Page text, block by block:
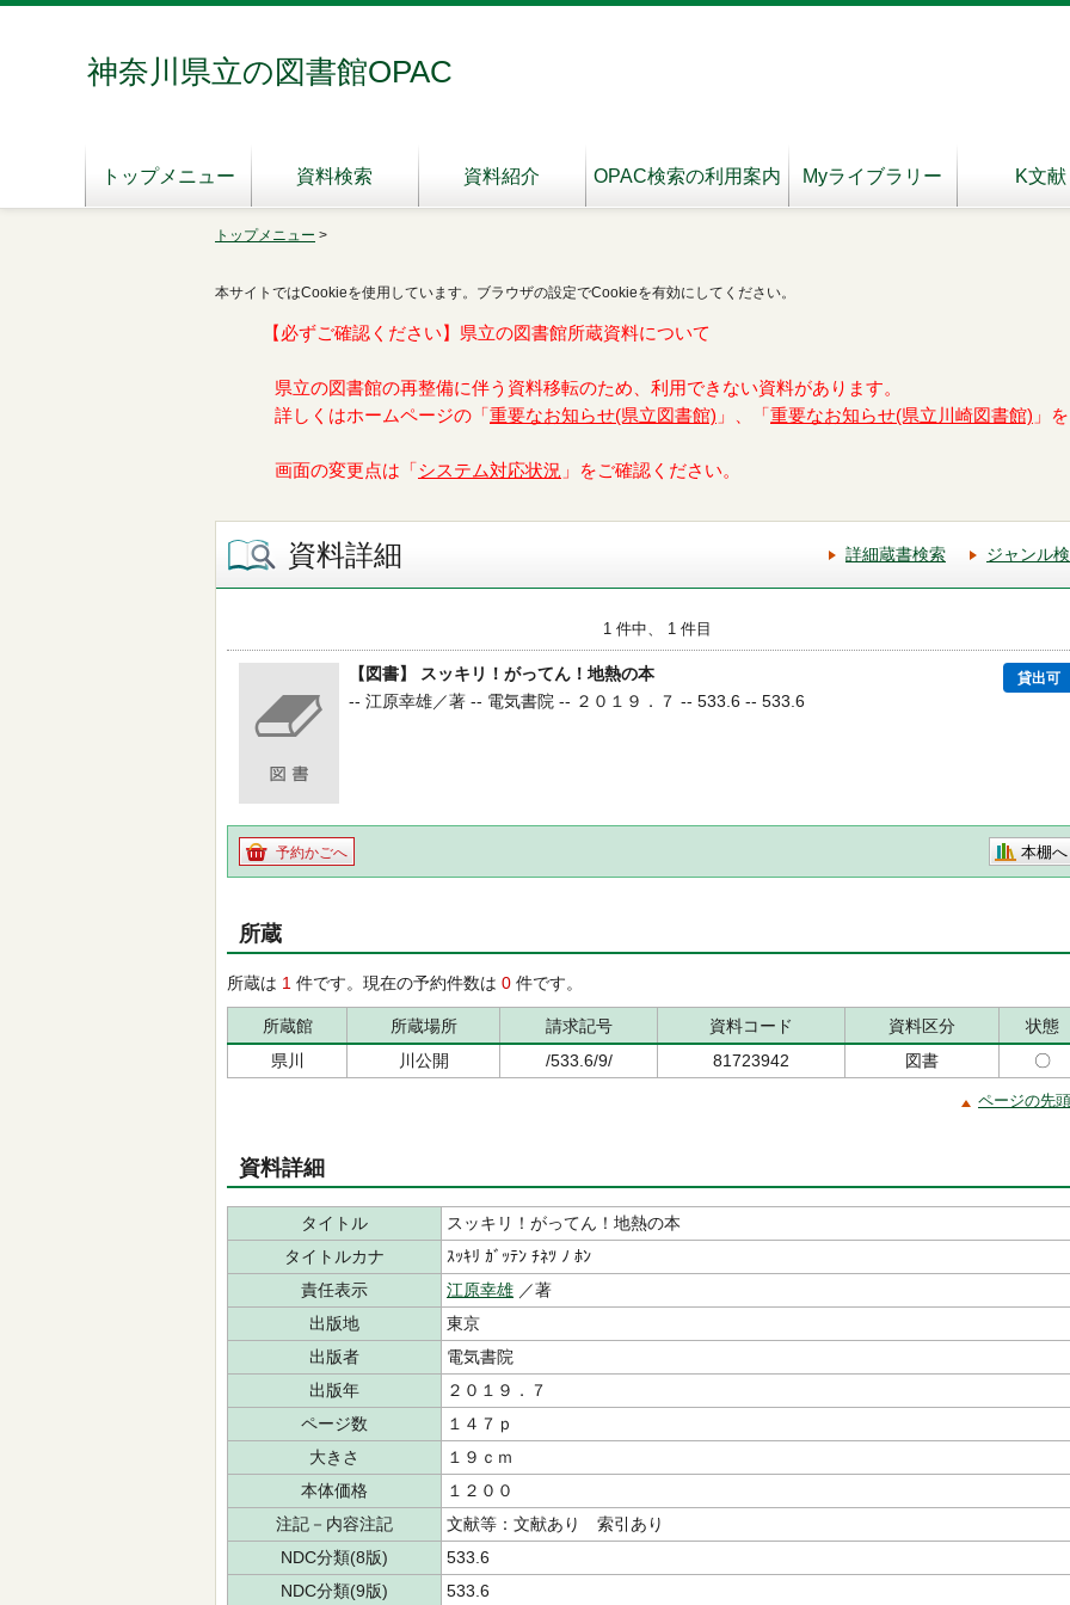
神奈川県立の図書館OPAC
トップメニュー 資料検索 資料紹介 OPAC検索の利用案内 Myライブラリー K文献
トップメニュー >
本サイトではCookieを使用しています。ブラウザの設定でCookieを有効にしてください。
【必ずご確認ください】県立の図書館所蔵資料について
県立の図書館の再整備に伴う資料移転のため、利用できない資料があります。
詳しくはホームページの「 重要なお知らせ(県立図書館) 」、「 重要なお知らせ(県立川崎図書館) 」
画面の変更点は「 システム対応状況 」をご確認ください。
資料詳細 詳細蔵書検索 ジャンル
1 件中、 1 件目
【図書】 スッキリ！がってん！地熱の本 貸出可
-- 江原幸雄／著 -- 電気書院 -- ２０１９．７ -- 533.6 -- 533.6
予約かごへ 本棚へ
所蔵
所蔵は 1 件です。現在の予約件数は 0 件です。
所蔵館 所蔵場所 請求記号 資料コード 資料区分
状態
県川
川公開 /533.6/9/ 81723942 図書 〇
ページの先
資料詳細
タイトル
スッキリ！がってん！地熱の本
タイトルカナ
ｽｯｷﾘ ｶﾞｯﾃﾝ ﾁﾈﾂ ﾉ ﾎﾝ
責任表示
江原幸雄 ／著
出版地
東京
出版者
電気書院
出版年
２０１９．７
ページ数
１４７ｐ
大きさ
１９ｃｍ
本体価格
１２００
注記－内容注記
文献等：文献あり 索引あり
NDC分類(8版)
533.6
NDC分類(9版)
533.6